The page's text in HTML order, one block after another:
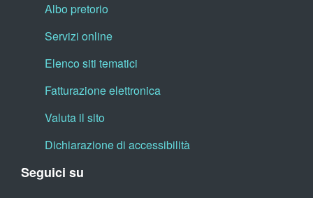
Albo pretorio
Servizi online
Elenco siti tematici
Fatturazione elettronica
Valuta il sito
Dichiarazione di accessibilità
Seguici su